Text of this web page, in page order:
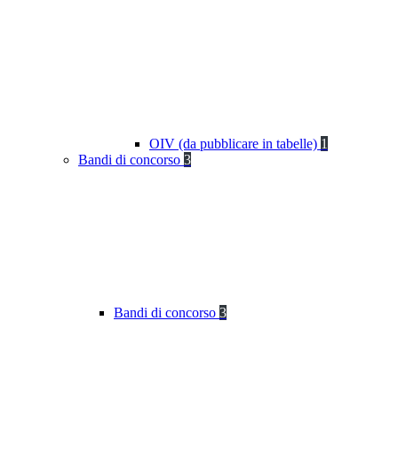
OIV (da pubblicare in tabelle) 1
Bandi di concorso 3
Bandi di concorso 3